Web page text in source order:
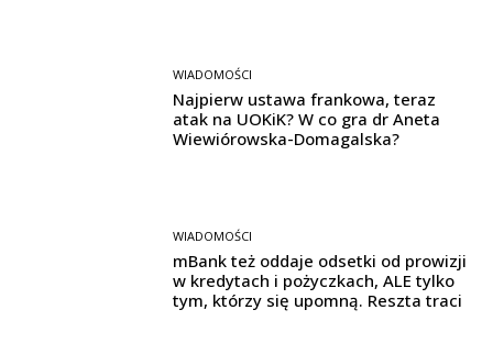
WIADOMOŚCI
Najpierw ustawa frankowa, teraz
atak na UOKiK? W co gra dr Aneta
Wiewiórowska-Domagalska?
WIADOMOŚCI
mBank też oddaje odsetki od prowizji
w kredytach i pożyczkach, ALE tylko
tym, którzy się upomną. Reszta traci